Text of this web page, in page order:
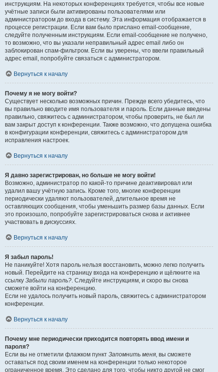
инструкциям. На некоторых конференциях требуется, чтобы все новые
учётные записи были активированы пользователями или
администратором до входа в систему. Эта информация отображается в
процессе регистрации. Если вам было прислано email-сообщение,
следуйте полученным инструкциям. Если email-сообщение не получено,
то возможно, что вы указали неправильный адрес email либо он
заблокирован спам-фильтром. Если вы уверены, что ввели правильный
адрес email, попробуйте связаться с администратором.
Вернуться к началу
Почему я не могу войти?
Существует несколько возможных причин. Прежде всего убедитесь, что
вы правильно вводите имя пользователя и пароль. Если данные введены
правильно, свяжитесь с администратором, чтобы проверить, не был ли
вам закрыт доступ к конференции. Также возможно, что допущена ошибка
в конфигурации конференции, свяжитесь с администратором для
исправления настроек.
Вернуться к началу
Я давно зарегистрирован, но больше не могу войти!
Возможно, администратор по какой-то причине деактивировал или
удалил вашу учётную запись. Кроме того, многие конференции
периодически удаляют пользователей, длительное время не
оставляющих сообщения, чтобы уменьшить размер базы данных. Если
это произошло, попробуйте зарегистрироваться снова и активнее
участвовать в дискуссиях.
Вернуться к началу
Я забыл пароль!
Не паникуйте! Хотя пароль нельзя восстановить, можно легко получить
новый. Перейдите на страницу входа на конференцию и щёлкните на
ссылку Забыли пароль?. Следуйте инструкциям, и скоро вы снова
сможете войти на конференцию.
Если не удалось получить новый пароль, свяжитесь с администратором
конференции.
Вернуться к началу
Почему мне периодически приходится повторять ввод имени и
пароля?
Если вы не отметили флажком пункт Запомнить меня, вы сможете
оставаться под своим именем на конференции только некоторое
ограниченное время. Это сделано для того, чтобы никто другой не смог